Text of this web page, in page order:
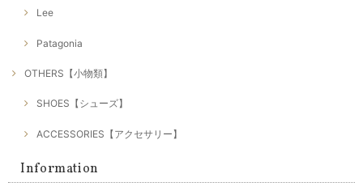
Lee
Patagonia
OTHERS【小物類】
SHOES【シューズ】
ACCESSORIES【アクセサリー】
Information